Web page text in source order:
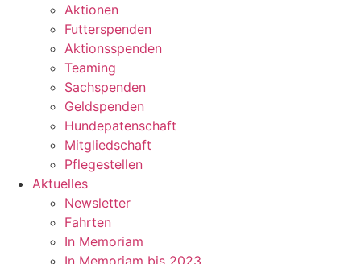
Aktionen
Futterspenden
Aktionsspenden
Teaming
Sachspenden
Geldspenden
Hundepatenschaft
Mitgliedschaft
Pflegestellen
Aktuelles
Newsletter
Fahrten
In Memoriam